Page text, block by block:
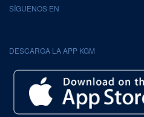
SÍGUENOS EN
DESCARGA LA APP KGM